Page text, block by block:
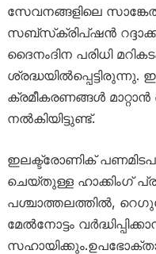
സേവനങ്ങളിലെ
സബ്‌സ്‌ക്രിപ്‌ഷൻ
ദൈനംദിന പരിധി
ശ്രദ്ധയിൽപ്പെട്ടിരുന്നു.
ക്രമീകരണങ്ങൾ മാറ്റാൻ
നൽകിയിട്ടുണ്ട്.
ഇലക്ട്രോണിക്
ചെയ്തുള്ള ഹാക്കിംഗ്
പശ്ചാത്തലത്തിൽ,
മേൽനോട്ടം